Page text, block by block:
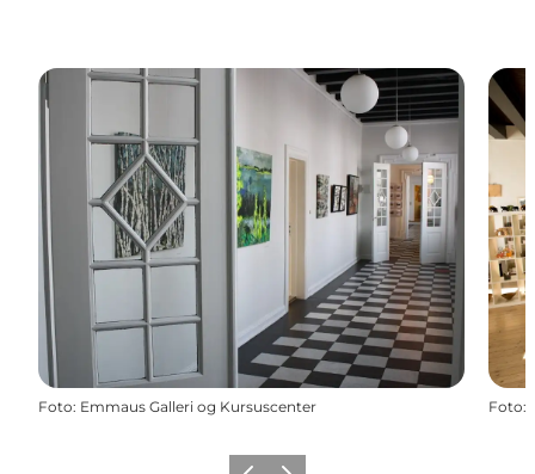
Foto: Emmaus Galleri og Kursuscenter Foto: